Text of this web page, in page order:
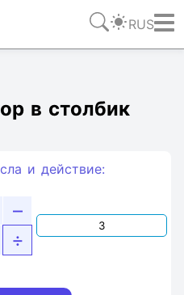
RUS
в столбик
и действие:
–
÷